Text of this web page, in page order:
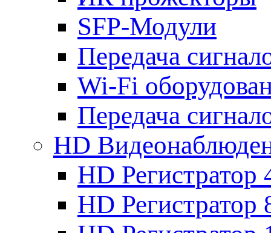
SFP-Модули
Передача
Wi-Fi
Передача
HD
HD Регистратор
HD Регистратор